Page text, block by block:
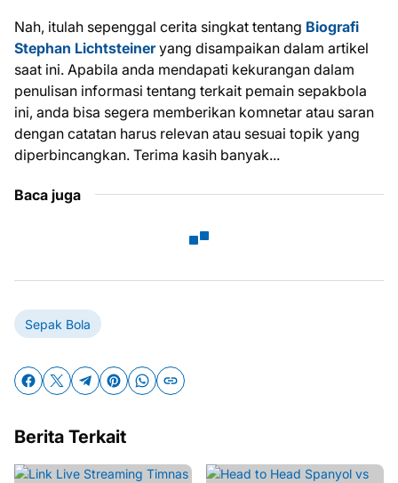
Nah, itulah sepenggal cerita singkat tentang Biografi
Stephan Lichtsteineryang disampaikan dalam artikel
saat ini. Apabila anda mendapati kekurangan dalam
penulisan informasi tentang terkait pemain sepakbola
ini, anda bisa segera memberikan komnetar atau saran
dengan catatan harus relevan atau sesuai topik yang
diperbincangkan. Terima kasih banyak...
Baca juga
Sepak Bola
Berita Terkait